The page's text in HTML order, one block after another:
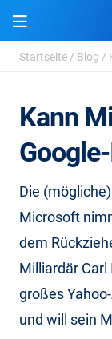
Startseite / Blog /
Kann
Die
Microsoft
dem
Milliardär Carl
großes
und will sein